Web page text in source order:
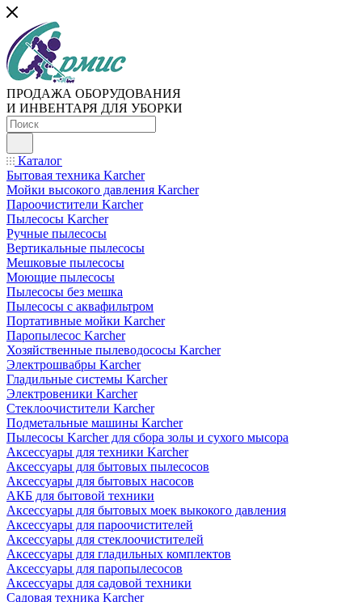
ПРОДАЖА ОБОРУДОВАНИЯ
И ИНВЕНТАРЯ ДЛЯ УБОРКИ
Каталог
Бытовая техника Karcher
Мойки высокого давления Karcher
Пароочистители Karcher
Пылесосы Karcher
Ручные пылесосы
Вертикальные пылесосы
Мешковые пылесосы
Моющие пылесосы
Пылесосы без мешка
Пылесосы с аквафильтром
Портативные мойки Karcher
Паропылесос Karcher
Хозяйственные пылеводососы Karcher
Электрошвабры Karcher
Гладильные системы Karcher
Электровеники Karcher
Стеклоочистители Karcher
Подметальные машины Karcher
Пылесосы Karcher для сбора золы и сухого мысора
Аксессуары для техники Karcher
Аксессуары для бытовых пылесосов
Аксессуары для бытовых насосов
АКБ для бытовой техники
Аксессуары для бытовых моек выкокого давления
Аксессуары для пароочистителей
Аксессуары для стеклоочистителей
Аксессуары для гладильных комплектов
Аксессуары для паропылесосов
Аксессуары для садовой техники
Садовая техника Karcher